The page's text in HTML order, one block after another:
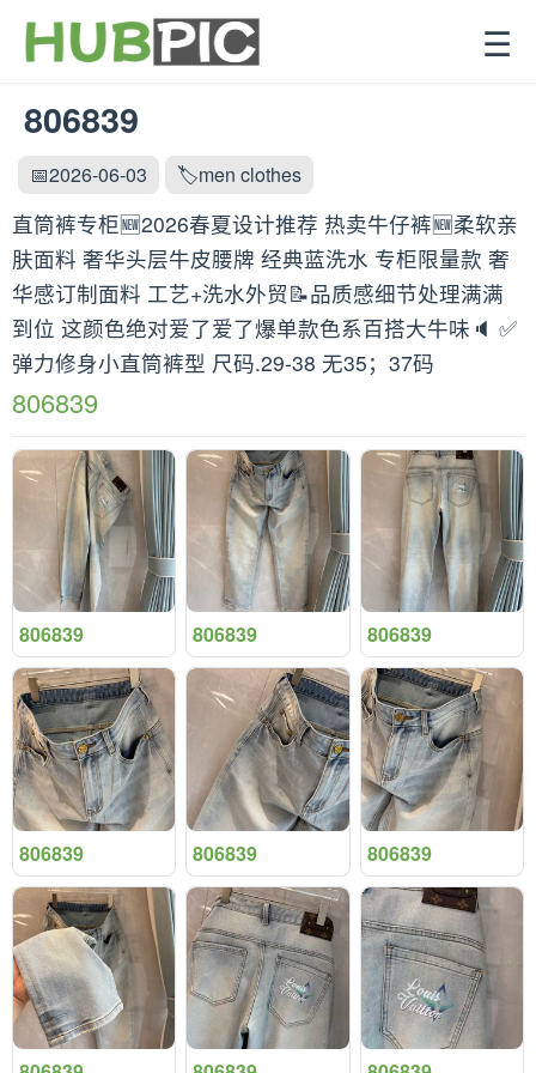
☰
806839
📅2026-06-03 🏷️men clothes
直筒裤专柜🆕2026春夏设计推荐 热卖牛仔裤🆕柔软亲
肤面料 奢华头层牛皮腰牌 经典蓝洗水 专柜限量款 奢
华感订制面料 工艺+洗水外贸📝品质感细节处理满满
到位 这颜色绝对爱了爱了爆单款色系百搭大牛味🔈 ✅
弹力修身小直筒裤型 尺码.29-38 无35；37码
806839
806839 806839 806839
806839 806839 806839